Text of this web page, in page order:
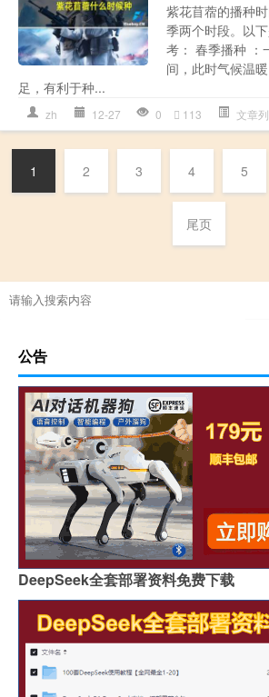
紫花苜蓿的播种
季两个时段。以
考： 春季播种 ：
间，此时气候温
足，有利于种...
zh 12-27 0 113 文章
1 2 3 4 5
尾页
公告
DeepSeek全套部署资料免费下载